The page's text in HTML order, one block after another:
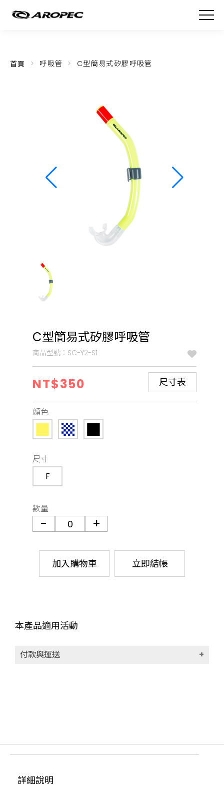
首頁 呼吸管 C型簡易式矽膠呼吸管
C型簡易式矽膠呼吸管
商品型號：SC-Y2-S1
NT$350 尺寸表
顏色
尺寸
F
數量
加入購物車 立即結帳
本產品適用活動
付款與運送
運送方式
貨，每筆運費NT$100
滿NT$1000(含以上)免運費
詳細說明